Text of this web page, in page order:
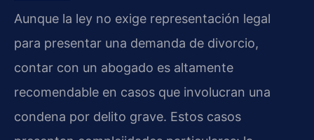
Aunque la ley no exige representación legal
para presentar una demanda de divorcio,
contar con un abogado es altamente
recomendable en casos que involucran una
condena por delito grave. Estos casos